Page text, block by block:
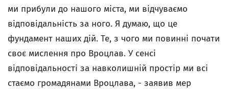
ми прибули до нашого міста, ми відчуваємо
відповідальність за ного. Я думаю, що це
фундамент наших дій. Те, з чого ми повинні почати
своє мислення про Вроцлав. У сенсі
відповідальності за навколишній простір ми всі
стаємо громадянами Вроцлава, - заявив мер